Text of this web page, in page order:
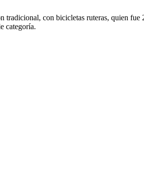
tradicional, con bicicletas ruteras, quien fue
categoría.